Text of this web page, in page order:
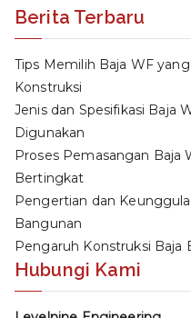
Berita Terbaru
Tips Memilih Baja WF
Konstruksi
Jenis dan Spesifikasi Baja
Digunakan
Proses Pemasangan Baja
Bertingkat
Pengertian dan
Bangunan
Pengaruh Konstruksi
Hubungi Kami